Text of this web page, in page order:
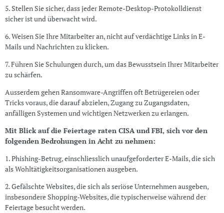
5. Stellen Sie sicher, dass jeder Remote-Desktop-Protokolldienst
sicher ist und überwacht wird.
6. Weisen Sie Ihre Mitarbeiter an, nicht auf verdächtige Links in E-
Mails und Nachrichten zu klicken.
7. Führen Sie Schulungen durch, um das Bewusstsein Ihrer Mitarbeiter
zu schärfen.
Ausserdem gehen Ransomware-Angriffen oft Betrügereien oder
Tricks voraus, die darauf abzielen, Zugang zu Zugangsdaten,
anfälligen Systemen und wichtigen Netzwerken zu erlangen.
Mit Blick auf die Feiertage raten CISA und FBI, sich vor den
folgenden Bedrohungen in Acht zu nehmen:
1. Phishing-Betrug, einschliesslich unaufgeforderter E-Mails, die sich
als Wohltätigkeitsorganisationen ausgeben.
2. Gefälschte Websites, die sich als seriöse Unternehmen ausgeben,
insbesondere Shopping-Websites, die typischerweise während der
Feiertage besucht werden.